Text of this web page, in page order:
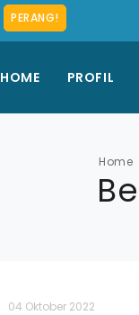
PERANG!
HOME PROFIL
Home
04 Oktober 2022